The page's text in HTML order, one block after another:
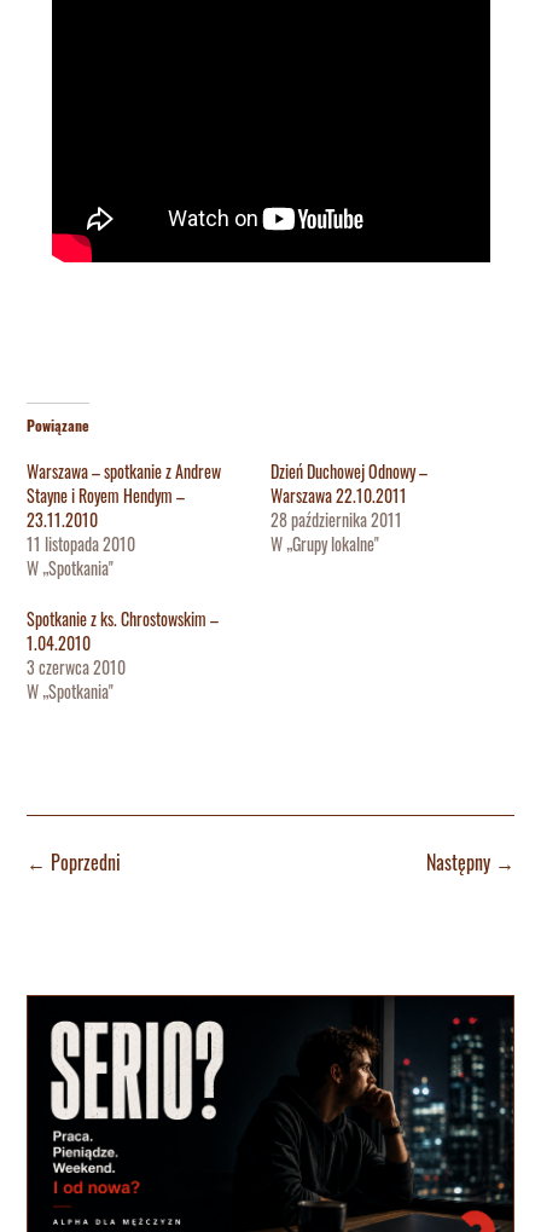
Powiązane
Warszawa – spotkanie z Andrew
Stayne i Royem Hendym –
23.11.2010
11 listopada 2010
W „Spotkania"
Dzień Duchowej Odnowy –
Warszawa 22.10.2011
28 października 2011
W „Grupy lokalne"
Spotkanie z ks. Chrostowskim –
1.04.2010
3 czerwca 2010
W „Spotkania"
← Poprzedni Następny→